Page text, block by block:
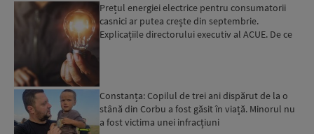
Prețul energiei electrice pentru consumatorii
casnici ar putea crește din septembrie.
Explicațiile directorului executiv al ACUE. De ce
Constanța: Copilul de trei ani dispărut de la o
stână din Corbu a fost găsit în viață. Minorul nu
a fost victima unei infracțiuni